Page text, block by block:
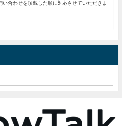
合わせを頂戴した順に対応させていただきま